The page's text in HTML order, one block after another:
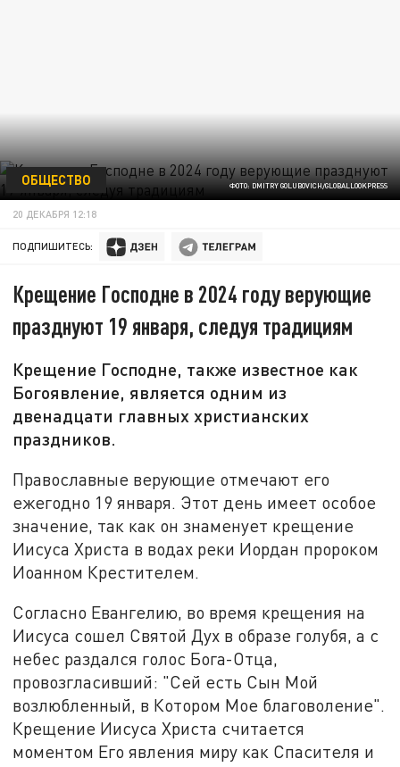
ФОТО: DMITRY GOLUBOVICH/GLOBALLOOKPRESS
ОБЩЕСТВО
20 ДЕКАБРЯ 12:18
ПОДПИШИТЕСЬ:
Крещение Господне в 2024 году верующие
празднуют 19 января, следуя традициям
Крещение Господне, также известное как
Богоявление, является одним из
двенадцати главных христианских
праздников.
Православные верующие отмечают его
ежегодно 19 января. Этот день имеет особое
значение, так как он знаменует крещение
Иисуса Христа в водах реки Иордан пророком
Иоанном Крестителем.
Согласно Евангелию, во время крещения на
Иисуса сошел Святой Дух в образе голубя, а с
небес раздался голос Бога-Отца,
провозгласивший: "Сей есть Сын Мой
возлюбленный, в Котором Мое благоволение".
Крещение Иисуса Христа считается
моментом Его явления миру как Спасителя и